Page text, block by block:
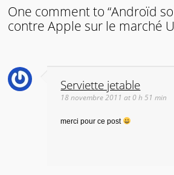
One comment to “Androïd
contre Apple sur le marché
Serviette jetable
18 novembre 2011 at 0 h 51 min
merci pour ce post